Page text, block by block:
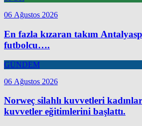
06 Ağustos 2026
En fazla kızaran takım
futbolcu….
GÜNDEM
06 Ağustos 2026
Norweç silahlı kuvvetleri
kuvvetler eğitimlerini başlattı.